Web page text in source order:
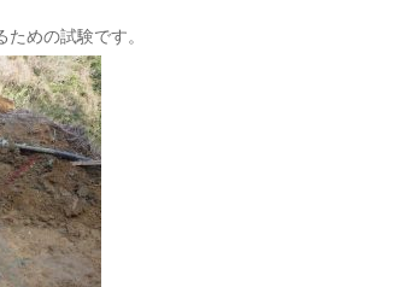
めの試験です。